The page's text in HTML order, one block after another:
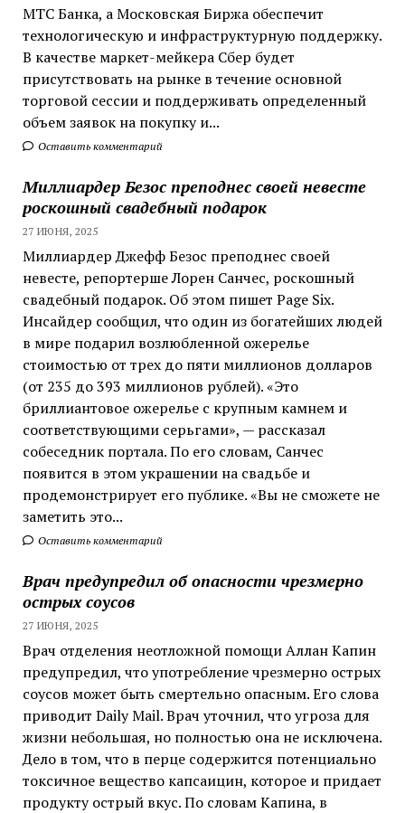
МТС Банка, а Московская Биржа обеспечит
технологическую и инфраструктурную поддержку.
В качестве маркет-мейкера Сбер будет
присутствовать на рынке в течение основной
торговой сессии и поддерживать определенный
объем заявок на покупку и...
Оставить комментарий
Миллиардер Безос преподнес своей невесте
роскошный свадебный подарок
27 ИЮНЯ, 2025
Миллиардер Джефф Безос преподнес своей
невесте, репортерше Лорен Санчес, роскошный
свадебный подарок. Об этом пишет Page Six.
Инсайдер сообщил, что один из богатейших людей
в мире подарил возлюбленной ожерелье
стоимостью от трех до пяти миллионов долларов
(от 235 до 393 миллионов рублей). «Это
бриллиантовое ожерелье с крупным камнем и
соответствующими серьгами», — рассказал
собеседник портала. По его словам, Санчес
появится в этом украшении на свадьбе и
продемонстрирует его публике. «Вы не сможете не
заметить это...
Оставить комментарий
Врач предупредил об опасности чрезмерно
острых соусов
27 ИЮНЯ, 2025
Врач отделения неотложной помощи Аллан Капин
предупредил, что употребление чрезмерно острых
соусов может быть смертельно опасным. Его слова
приводит Daily Mail. Врач уточнил, что угроза для
жизни небольшая, но полностью она не исключена.
Дело в том, что в перце содержится потенциально
токсичное вещество капсаицин, которое и придает
продукту острый вкус. По словам Капина, в